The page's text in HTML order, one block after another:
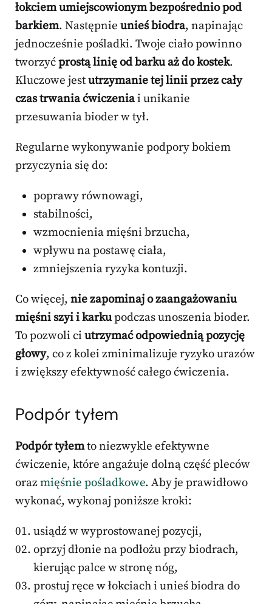
łokciem umiejscowionym bezpośrednio pod
barkiem. Następnie unieś biodra, napinając
jednocześnie pośladki. Twoje ciało powinno
tworzyćprostą linię od barku aż do kostek.
Kluczowe jestutrzymanie tej linii przez cały
czas trwania ćwiczeniai unikanie
przesuwania bioder w tył.
Regularne wykonywanie podpory bokiem
przyczynia się do:
poprawy równowagi,
stabilności,
wzmocnienia mięśni brzucha,
wpływu na postawę ciała,
zmniejszenia ryzyka kontuzji.
Co więcej, nie zapominaj o zaangażowaniu
mięśni szyi i karkupodczas unoszenia bioder.
To pozwoli ci utrzymać odpowiednią pozycję
głowy, co z kolei zminimalizuje ryzyko urazów
i zwiększy efektywność całego ćwiczenia.
Podpór tyłem
Podpór tyłemto niezwykle efektywne
ćwiczenie, które angażuje dolną część pleców
orazmięśnie pośladkowe. Aby je prawidłowo
wykonać, wykonaj poniższe kroki:
usiądź w wyprostowanej pozycji,
oprzyj dłonie na podłożu przy biodrach,
kierując palce w stronę nóg,
prostuj ręce w łokciach i unieś biodra do